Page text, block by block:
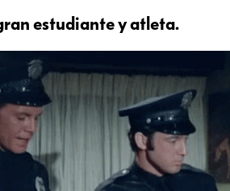
estudiante y atleta.